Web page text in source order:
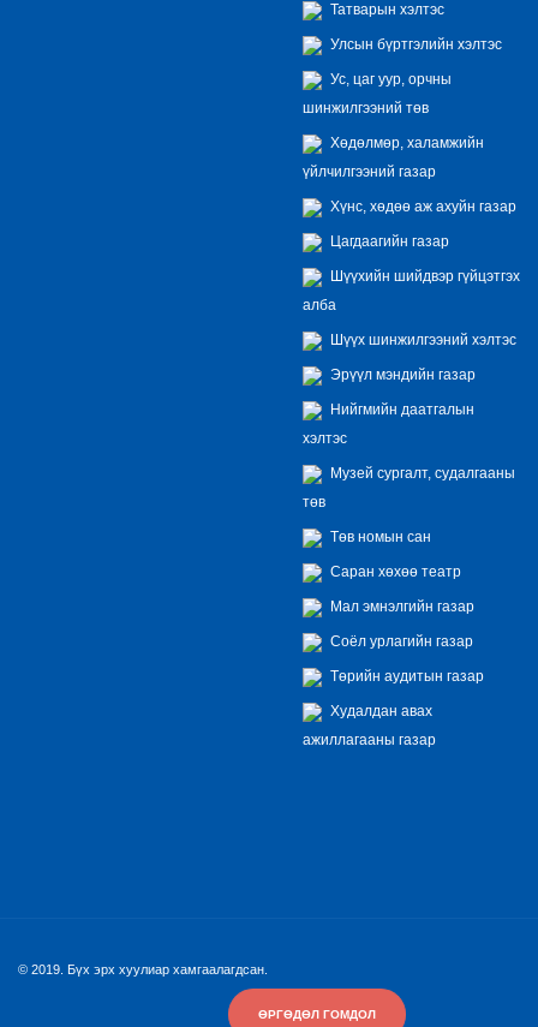
ӨРГӨДӨЛ ГОМДОЛ
Татварын хэлтэс
Улсын бүртгэлийн хэлтэс
Ус, цаг уур, орчны
шинжилгээний төв
Хөдөлмөр, халамжийн
үйлчилгээний газар
Хүнс, хөдөө аж ахуйн газар
Цагдаагийн газар
Шүүхийн шийдвэр гүйцэтгэх
алба
Шүүх шинжилгээний хэлтэс
Эрүүл мэндийн газар
Нийгмийн даатгалын
хэлтэс
Музей сургалт, судалгааны
төв
Төв номын сан
Саран хөхөө театр
Мал эмнэлгийн газар
Соёл урлагийн газар
Төрийн аудитын газар
Худалдан авах
ажиллагааны газар
© 2019. Бүх эрх хуулиар хамгаалагдсан.